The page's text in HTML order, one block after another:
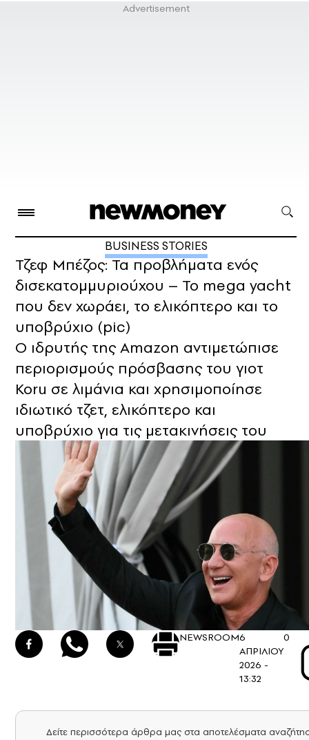
BUSINESS STORIES
Τζεφ Μπέζος: Τα προβλήματα ενός
δισεκατομμυριούχου – Το mega yacht
που δεν χωράει, το ελικόπτερο και το
υποβρύχιο (pic)
Ο ιδρυτής της Amazon αντιμετώπισε
περιορισμούς πρόσβασης του γιοτ
Koru σε λιμάνια και χρησιμοποίησε
ιδιωτικό τζετ, ελικόπτερο και
υποβρύχιο για τις μετακινήσεις του
NEWSROOM6
ΑΠΡΙΛΙΟΥ
2026 -
13:32
0
Δείτε περισσότερα άρθρα μας στα αποτελέσματα